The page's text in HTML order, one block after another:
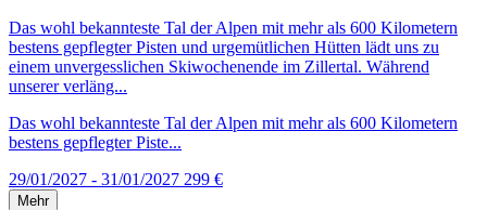
Das wohl bekannteste Tal der Alpen mit mehr als 600 Kilometern
bestens gepflegter Pisten und urgemütlichen Hütten lädt uns zu
einem unvergesslichen Skiwochenende im Zillertal. Während
unserer verläng...
Das wohl bekannteste Tal der Alpen mit mehr als 600 Kilometern
bestens gepflegter Piste...
29/01/2027 - 31/01/2027 299 €
Mehr